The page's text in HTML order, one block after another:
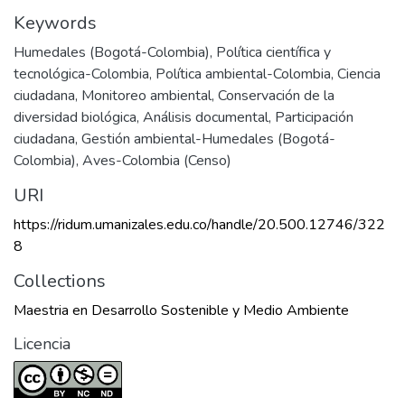
Keywords
Humedales (Bogotá-Colombia), Política científica y
tecnológica-Colombia, Política ambiental-Colombia, Ciencia
ciudadana, Monitoreo ambiental, Conservación de la
diversidad biológica, Análisis documental, Participación
ciudadana, Gestión ambiental-Humedales (Bogotá-
Colombia), Aves-Colombia (Censo)
URI
https://ridum.umanizales.edu.co/handle/20.500.12746/322
8
Collections
Maestria en Desarrollo Sostenible y Medio Ambiente
Licencia